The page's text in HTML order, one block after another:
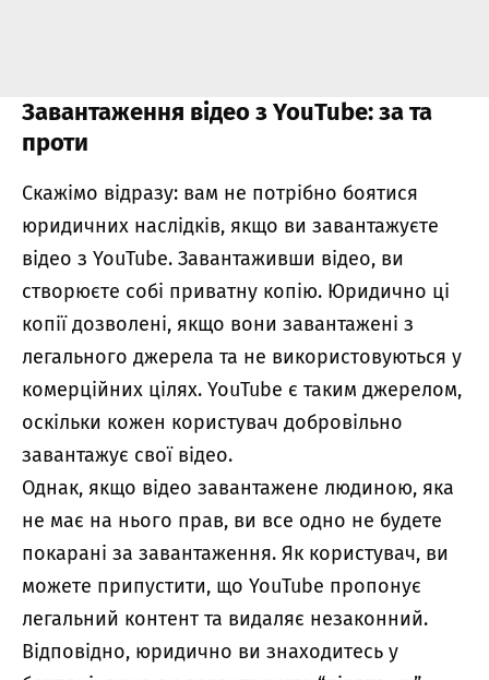
Завантаження відео з YouTube: за та
проти
Скажімо відразу: вам не потрібно боятися
юридичних наслідків, якщо ви завантажуєте
відео з YouTube. Завантаживши відео, ви
створюєте собі приватну копію. Юридично ці
копії дозволені, якщо вони завантажені з
легального джерела та не використовуються у
комерційних цілях. YouTube є таким джерелом,
оскільки кожен користувач добровільно
завантажує свої відео.
Однак, якщо відео завантажене людиною, яка
не має на нього прав, ви все одно не будете
покарані за завантаження. Як користувач, ви
можете припустити, що YouTube пропонує
легальний контент та видаляє незаконний.
Відповідно, юридично ви знаходитесь у